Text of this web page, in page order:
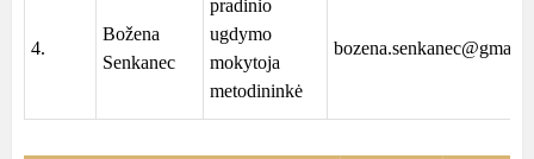
4.
Božena
Senkanec
pradinio
ugdymo
mokytoja
metodininkė